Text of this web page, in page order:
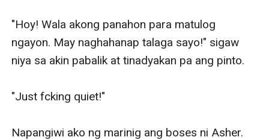
"Hoy! Wala akong panahon para matulog
ngayon. May naghahanap talaga sayo!" sigaw
niya sa akin pabalik at tinadyakan pa ang pinto.
"Just fcking quiet!"
Napangiwi ako ng marinig ang boses ni Asher.